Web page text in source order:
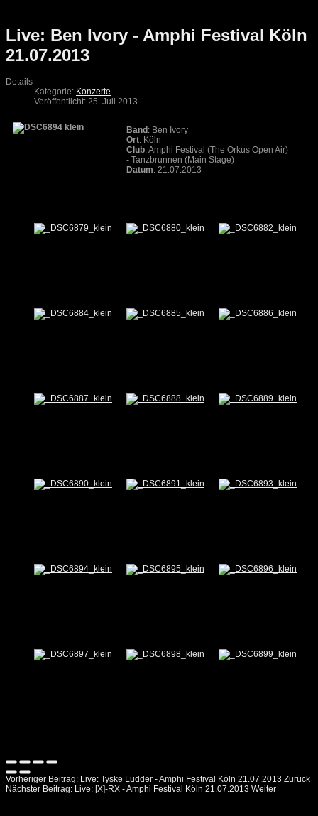
Live: Ben Ivory - Amphi Festival Köln
21.07.2013
Details
Kategorie: Konzerte
Veröffentlicht: 25. Juli 2013
Band : Ben Ivory
Ort: Köln
Club: Amphi Festival (The Orkus Open Air)
- Tanzbrunnen (Main Stage)
Datum: 21.07.2013
Vorheriger Beitrag: Live: Tyske Ludder - Amphi Festival Köln 21.07.2013 Zurück
Nächster Beitrag: Live: [X]-RX - Amphi Festival Köln 21.07.2013 Weiter